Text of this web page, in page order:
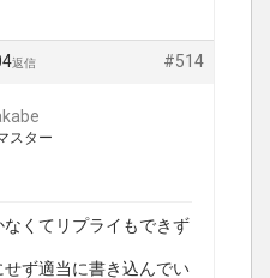
#514
返信
スター
くてリプライもできず
ず適当に書き込んでい